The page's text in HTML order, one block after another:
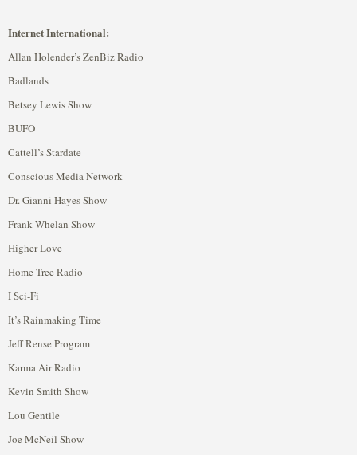
Internet International:
Allan Holender’s ZenBiz Radio
Badlands
Betsey Lewis Show
BUFO
Cattell’s Stardate
Conscious Media Network
Dr. Gianni Hayes Show
Frank Whelan Show
Higher Love
Home Tree Radio
I Sci-Fi
It’s Rainmaking Time
Jeff Rense Program
Karma Air Radio
Kevin Smith Show
Lou Gentile
Joe McNeil Show